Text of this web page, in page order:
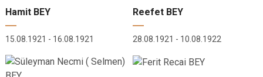
Hamit BEY
15.08.1921 - 16.08.1921
Reefet BEY
28.08.1921 - 10.08.1922